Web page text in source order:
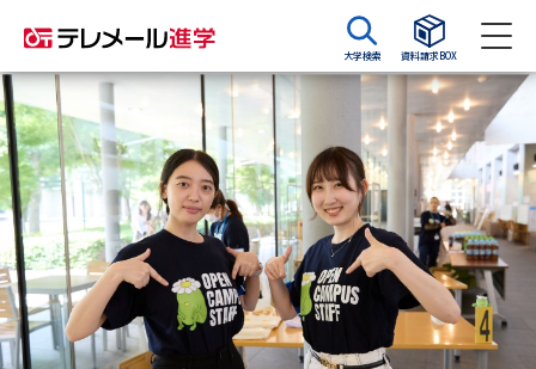
大学検索 資料請求BOX
資料請求 資料検索
大学・短大の資料種類から請求
大学パンフ 学部・学科パンフ
総合型選抜・学校推薦型選抜 募
集要項＆願書
大学入学共通テスト利用選抜の
募集要項＆願書